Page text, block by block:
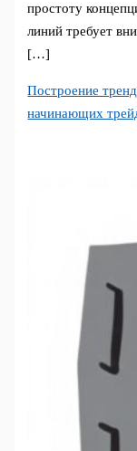
простоту
линий требует
[…]
Построение
начинающих